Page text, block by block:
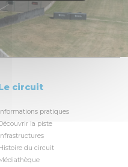
circuit
pratiques
la piste
du circuit